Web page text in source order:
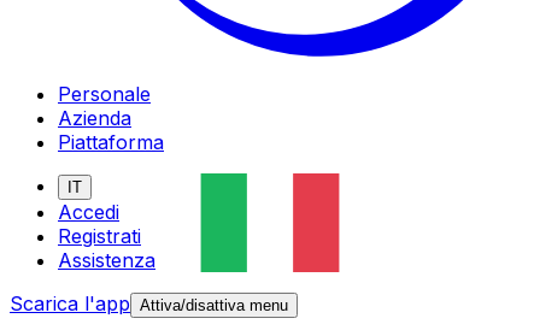
Personale
Azienda
Piattaforma
IT
Accedi
Registrati
Assistenza
Scarica l'app Attiva/disattiva menu